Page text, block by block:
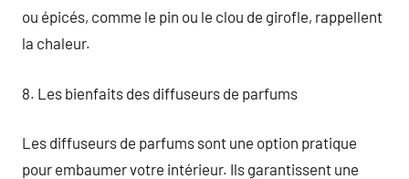
ou épicés, comme le pin ou le clou de girofle, rappellent
la chaleur.
8. Les bienfaits des diffuseurs de parfums
Les diffuseurs de parfums sont une option pratique
pour embaumer votre intérieur. Ils garantissent une